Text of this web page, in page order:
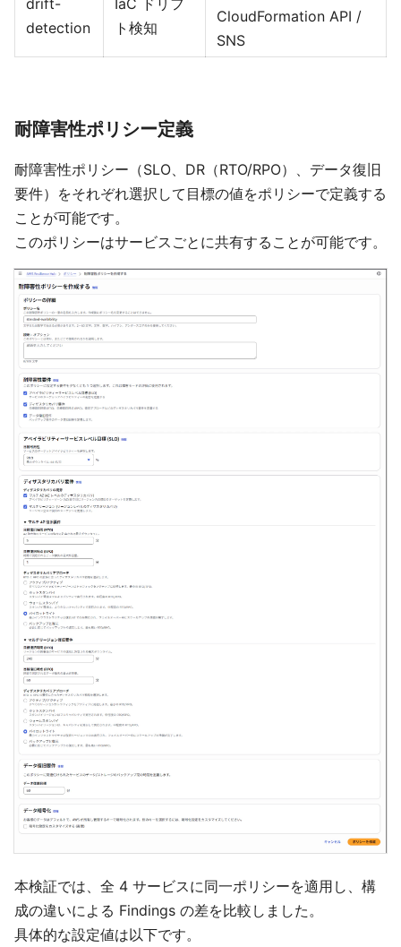
detection
ト検知
CloudFormation API /
SNS
耐障害性ポリシー定義
耐障害性ポリシー（SLO、DR（RTO/RPO）、データ復旧
要件）をそれぞれ選択して目標の値をポリシーで定義する
ことが可能です。
このポリシーはサービスごとに共有することが可能です。
本検証では、全 4 サービスに同一ポリシーを適用し、構
成の違いによる Findings の差を比較しました。
具体的な設定値は以下です。